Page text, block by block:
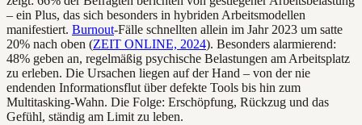
– ein Plus, das sich besonders in hybriden Arbeitsmodellen
manifestiert. Burnout-Fälle schnellten allein im Jahr 2023 um satte
20% nach oben (ZEIT ONLINE, 2024). Besonders alarmierend:
48% geben an, regelmäßig psychische Belastungen am Arbeitsplatz
zu erleben. Die Ursachen liegen auf der Hand – von der nie
endenden Informationsflut über defekte Tools bis hin zum
Multitasking-Wahn. Die Folge: Erschöpfung, Rückzug und das
Gefühl, ständig am Limit zu leben.